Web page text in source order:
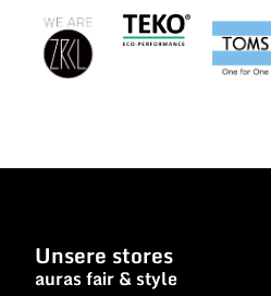
Unsere stores
auras fair & style